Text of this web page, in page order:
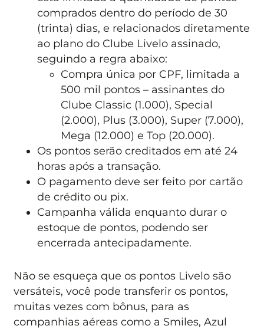
comprados dentro do período de 30
(trinta) dias, e relacionados diretamente
ao plano do Clube Livelo assinado,
seguindo a regra abaixo:
Compra única por CPF, limitada a
500 mil pontos – assinantes do
Clube Classic (1.000), Special
(2.000), Plus (3.000), Super (7.000),
Mega (12.000) e Top (20.000).
Os pontos serão creditados em até 24
horas após a transação.
O pagamento deve ser feito por cartão
de crédito ou pix.
Campanha válida enquanto durar o
estoque de pontos, podendo ser
encerrada antecipadamente.
Não se esqueça que os pontos Livelo são
versáteis, você pode transferir os pontos,
muitas vezes com bônus, para as
companhias aéreas como a Smiles, Azul